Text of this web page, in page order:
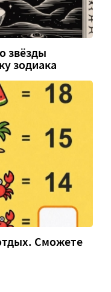
звёзды
зодиака
Сможете